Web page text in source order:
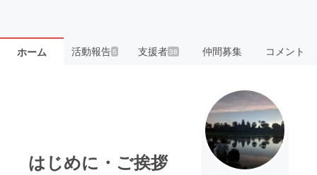
ホーム 活動報告5 支援者38 仲間募集 コメント
はじめに・ご挨拶